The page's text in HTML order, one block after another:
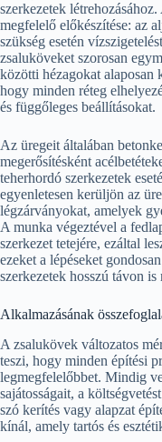
szerkezetek
megfelelő előkészítése: az
szükség esetén
zsaluköveket szorosan
közötti hézagokat
hogy minden réteg
és függőleges beállításokat.
Az üregeit általában
megerősítésként
teherhordó szerkezetek
egyenletesen kerüljön az
légzárványokat, amelyek
A munka végeztével a
szerkezet tetejére, ezáltal
ezeket a lépéseket
szerkezetek hosszú távon
Alkalmazásának
A zsalukövek változatos
teszi, hogy minden építési
legmegfelelőbbet. Mindig
sajátosságait, a
szó kerítés vagy alapzat
kínál, amely tartós és